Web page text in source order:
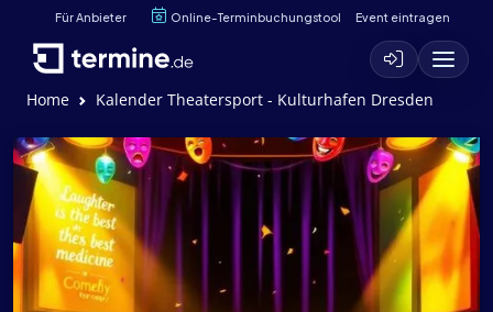
Für Anbieter Online-Terminbuchungstool Event eintragen
Home Kalender Theatersport - Kulturhafen Dresden